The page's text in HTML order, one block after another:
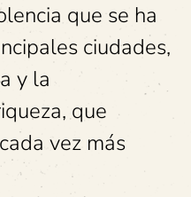
que se ha
ciudades,
y la
que
vez más